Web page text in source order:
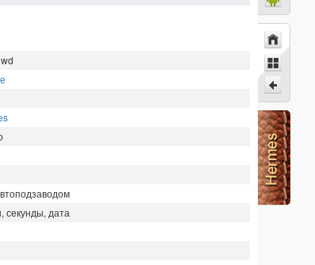
секунды, дата